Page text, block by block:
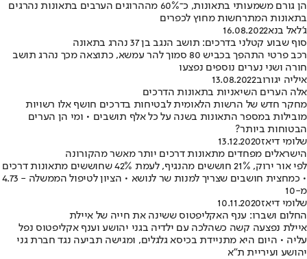
הן גורם משמעותי בתאונות, כ־60% מההרוגים הערבים בתאונות נהרגים
בתאונות המתרחשות מחוץ לכפרים
ג'לאל בנא16.08.2022
סוף שבוע קטלני בדרכים: תושב הנגב בן 37 נהרג בתאונה
רכב פרטי התהפך בכביש 80 סמוך להר עמשא, כתוצאה מכך נהרג תושב
חורה ושני נערים נוספים נפצעו
איליה יגורוב13.08.2022
אלה הערים השיאניות בתאונות הדרכים
מחקר חדש של הרשות הלאומית לבטיחות בדרכים חושף אלו רשויות
מובילות במספר התאונות בשנה על כל אלף תושבים • ומי הן הערים
הבטוחות ביותר?
שלומי דיאז13.12.2020
הישראלים מפחדים מתאונות דרכים יותר מאשר מהקורונה
לפי אור ירוק, 21% חוששים מהנגיף, לעמת 42% שחוששים מתאונות דרכים
• כמחצית חושבים שצריך למנות שר לנושא • הציון לטיפול הממשלה - 4.73
מ-10
שלומי דיאז10.11.2020
החלום ושברו: ענף האקליפטוס ששינה את חייה של איילת
איילת נפצעה קשה כשהלכה עם ילדיה בגני יהושע וענף אקליפטוס נפל
עליה • היום היא מתניידת בכיסא גלגלים, ומגישה תביעה נגד חברת גני
יהושע ועיריית ת"א